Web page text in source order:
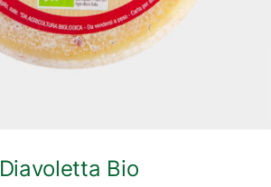
Diavoletta Bio